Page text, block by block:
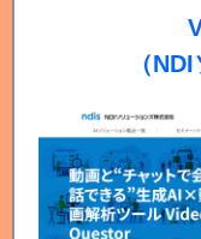
（